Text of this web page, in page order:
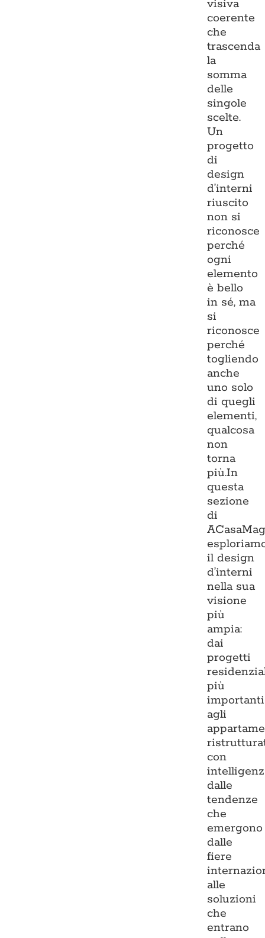
visiva
coerente
che
trascenda
la
somma
delle
singole
scelte.
Un
progetto
di
design
d’interni
riuscito
non si
riconosce
perché
ogni
elemento
è bello
in sé, ma
si
riconosce
perché
togliendo
anche
uno solo
di quegli
elementi,
qualcosa
non
torna
più.In
questa
sezione
di
il design
d’interni
nella sua
visione
più
ampia:
dai
progetti
più
importanti
agli
con
dalle
tendenze
che
emergono
dalle
fiere
alle
soluzioni
che
entrano